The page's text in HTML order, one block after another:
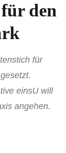
den
für
einsU will
angehen.